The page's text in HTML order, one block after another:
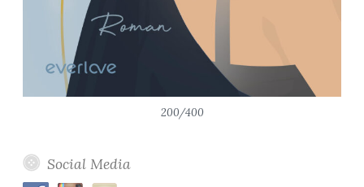
200/400
Social Media